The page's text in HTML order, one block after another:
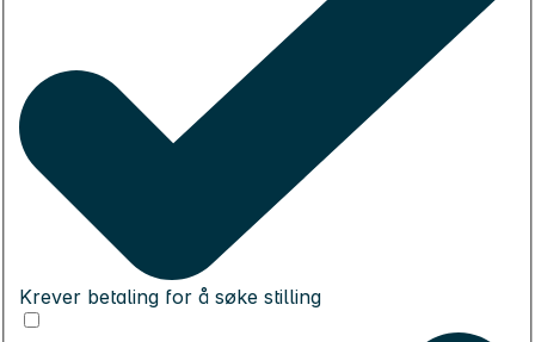
Krever betaling for å søke stilling